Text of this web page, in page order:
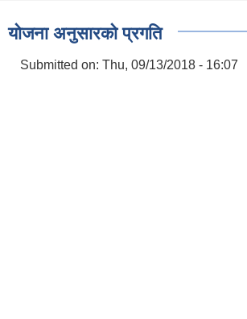
याेजना अनुसारकाे प्रगति
Submitted on: Thu, 09/13/2018 - 16:07